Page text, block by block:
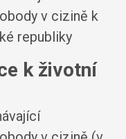
v cizině k
republiky
k životní